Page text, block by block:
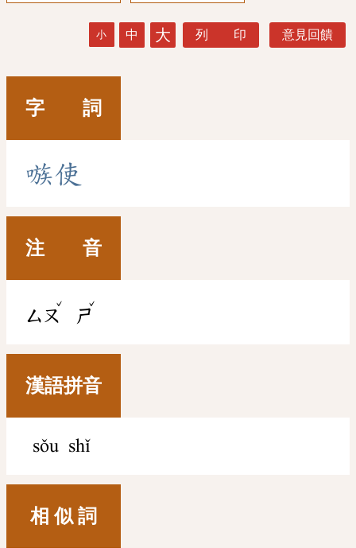
小 中 大 列 印 意見回饋
字 詞
嗾使
注 音
ㄙㄡ
ˇ
ㄕ
ˇ
漢語拼音
sǒu shǐ
相 似 詞